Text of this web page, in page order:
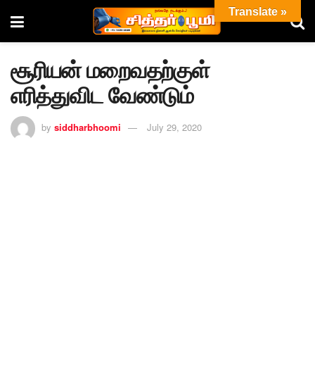
சூரியன் மறைவதற்குள்
எரித்துவிட வேண்டும்
by siddharbhoomi July 29, 2020
Translate »